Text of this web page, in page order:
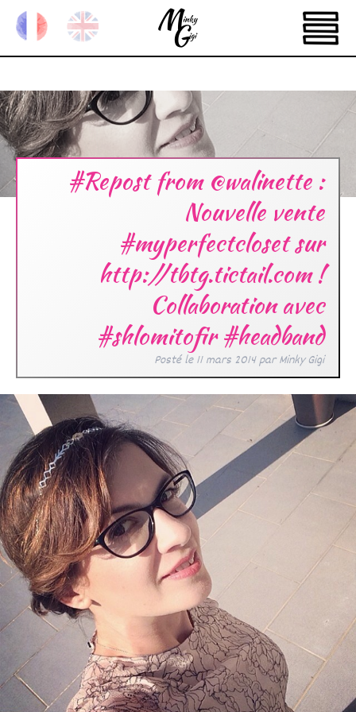
#Repost from @walinette :
Nouvelle vente
#myperfectcloset sur
http://tbtg.tictail.com !
Collaboration avec
#shlomitofir #headband
Posté le11 mars 2014parMinky Gigi